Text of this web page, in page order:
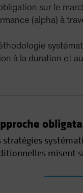
sur le
(alpha) à
à la duration et
stratégies
misent